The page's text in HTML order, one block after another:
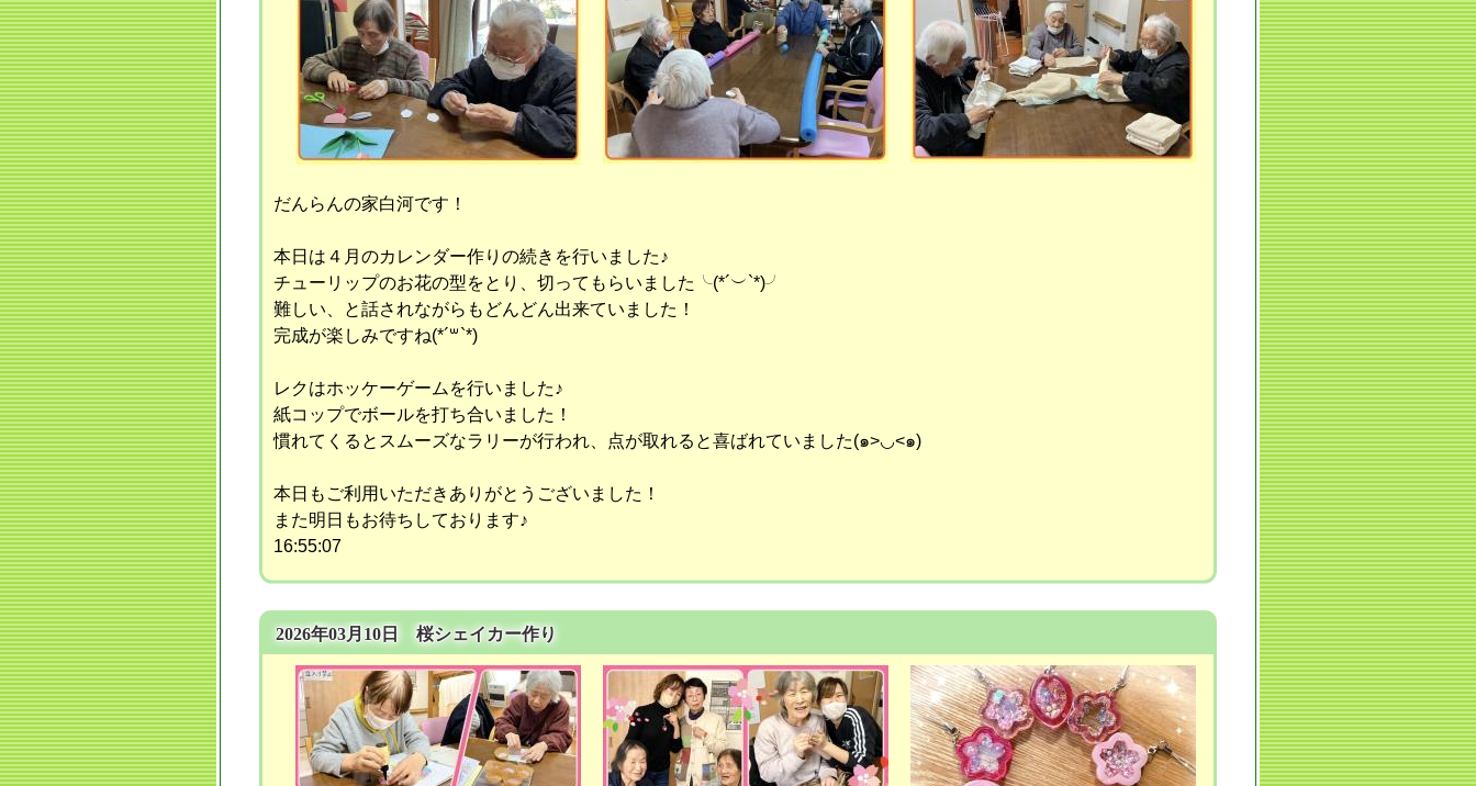
だんらんの家白河です！
本日は４月のカレンダー作りの続きを行いました♪
チューリップのお花の型をとり、切ってもらいました╰(*´︶`*)╯
難しい、と話されながらもどんどん出来ていました！
完成が楽しみですね(*´꒳`*)
レクはホッケーゲームを行いました♪
紙コップでボールを打ち合いました！
慣れてくるとスムーズなラリーが行われ、点が取れると喜ばれていました(๑>◡<๑)
本日もご利用いただきありがとうございました！
また明日もお待ちしております♪
16:55:07
2026年03月10日 桜シェイカー作り